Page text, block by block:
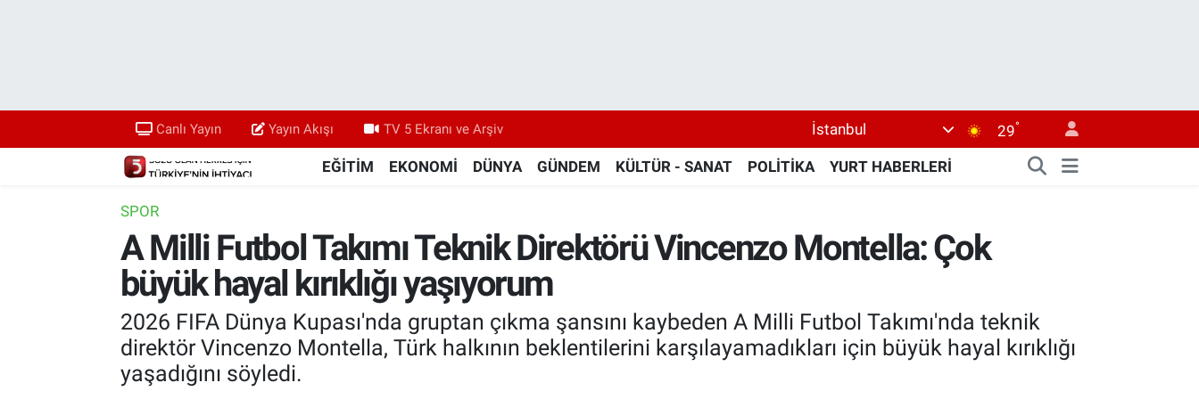
Canlı Yayın Yayın Akışı TV 5 Ekranı ve Arşiv İstanbul 29°
EĞİTİM EKONOMİ DÜNYA GÜNDEM KÜLTÜR - SANAT POLİTİKA YURT HABERLERİ
SPOR
A Milli Futbol Takımı Teknik Direktörü Vincenzo Montella: Çok
büyük hayal kırıklığı yaşıyorum
2026 FIFA Dünya Kupası'nda gruptan çıkma şansını kaybeden A Milli Futbol Takımı'nda teknik
direktör Vincenzo Montella, Türk halkının beklentilerini karşılayamadıkları için büyük hayal kırıklığı
yaşadığını söyledi.
Yayın Akışı
TV 5 Ekranı ve Arşiv